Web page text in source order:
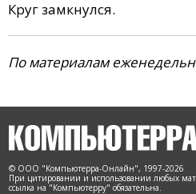
Круг замкнулся.
По материалам
© ООО "Компьютерра-Онлайн", 1997-2026
При цитировании и использовании любых
ссылка на "Компьютерру" обязательна.